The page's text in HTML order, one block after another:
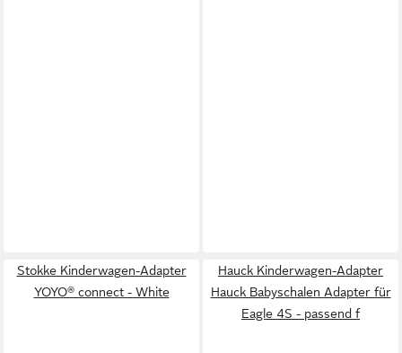
Stokke Kinderwagen-Adapter
YOYO® connect - White
Hauck Kinderwagen-Adapter
Hauck Babyschalen Adapter für
Eagle 4S - passend f